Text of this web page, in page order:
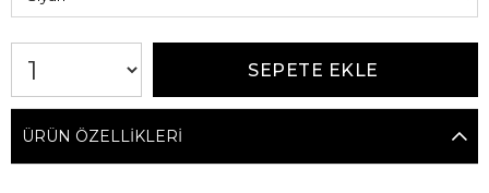
ÜRÜN ÖZELLIKLERI